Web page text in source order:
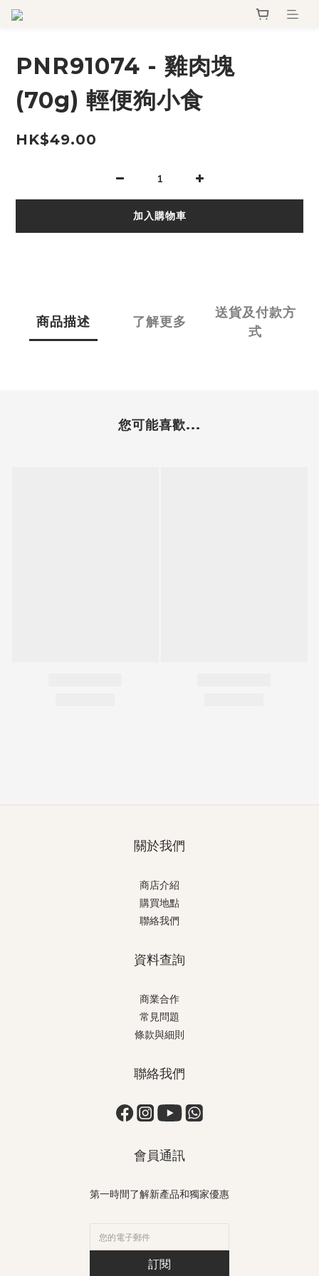
PNR91074 - 雞肉塊
(70g) 輕便狗小食
HK$49.00
加入購物車
商品描述 了解更多
送貨及付款方
式
您可能喜歡...
關於我們
商店介紹
購買地點
聯絡我們
資料查詢
商業合作
常見問題
條款與細則
聯絡我們
會員通訊
第一時間了解新產品和獨家優惠
訂閱